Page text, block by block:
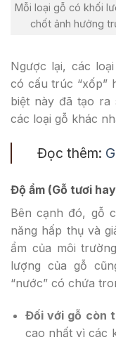
Mỗi loại gỗ có khối
chốt ảnh hưởng
Ngược lại, các
có cấu trúc “xốp”
biệt này đã tạo ra
các loại gỗ khác
Đọc thêm:
Độ ẩm (Gỗ tươi
Bên cạnh đó, gỗ
năng hấp thụ và
ẩm của môi
lượng của gỗ
“nước” có chứa
Đối với gỗ còn
cao nhất vì các